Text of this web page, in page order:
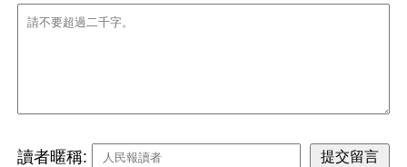
讀者暱稱: